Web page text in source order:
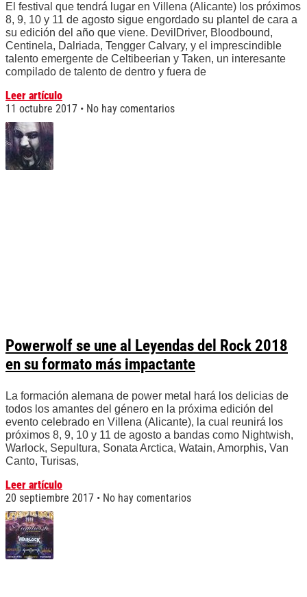
El festival que tendrá lugar en Villena (Alicante) los próximos
8, 9, 10 y 11 de agosto sigue engordado su plantel de cara a
su edición del año que viene. DevilDriver, Bloodbound,
Centinela, Dalriada, Tengger Calvary, y el imprescindible
talento emergente de Celtibeerian y Taken, un interesante
compilado de talento de dentro y fuera de
Leer artículo
11 octubre 2017
No hay comentarios
Powerwolf se une al Leyendas del Rock 2018
en su formato más impactante
La formación alemana de power metal hará los delicias de
todos los amantes del género en la próxima edición del
evento celebrado en Villena (Alicante), la cual reunirá los
próximos 8, 9, 10 y 11 de agosto a bandas como Nightwish,
Warlock, Sepultura, Sonata Arctica, Watain, Amorphis, Van
Canto, Turisas,
Leer artículo
20 septiembre 2017
No hay comentarios